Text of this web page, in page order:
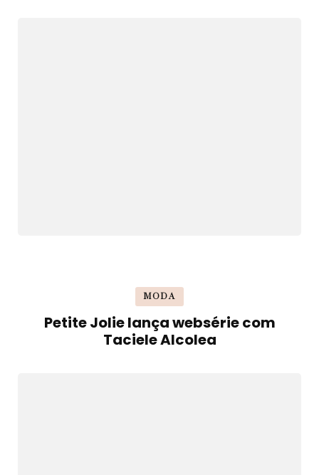
MODA
Petite Jolie lança websérie com
Taciele Alcolea